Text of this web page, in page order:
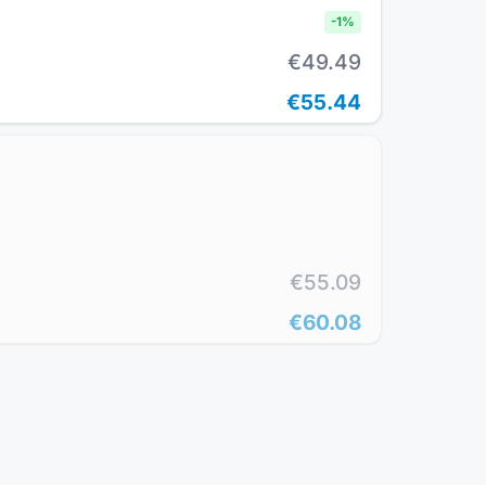
-1%
€49.49
€55.44
€55.09
€60.08